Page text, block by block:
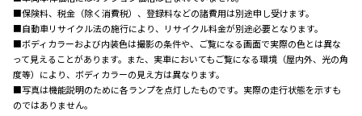
■保険料、税金（除く消費税）、登録料などの諸費用は別途申し受けます。
■自動車リサイクル法の施行により、リサイクル料金が別途必要となります。
■ボディカラーおよび内装色は撮影の条件や、ご覧になる画面で実際の色とは異な
って見えることがあります。また、実車においてもご覧になる環境（屋内外、光の角
度等）により、ボディカラーの見え方は異なります。
■写真は機能説明のために各ランプを点灯したものです。実際の走行状態を示すも
のではありません。